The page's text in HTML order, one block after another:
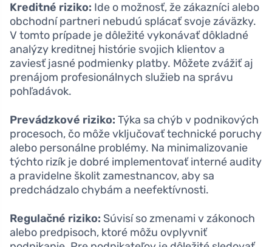
Kreditné riziko: Ide o možnosť, že zákazníci alebo
obchodní partneri nebudú splácať svoje záväzky.
V tomto prípade je dôležité vykonávať dôkladné
analýzy kreditnej histórie svojich klientov a
zaviesť jasné podmienky platby. Môžete zvážiť aj
prenájom profesionálnych služieb na správu
pohľadávok.
Prevádzkové riziko: Týka sa chýb v podnikových
procesoch, čo môže vključovať technické poruchy
alebo personálne problémy. Na minimalizovanie
týchto rizík je dobré implementovať interné audity
a pravidelne školit zamestnancov, aby sa
predchádzalo chybám a neefektívnosti.
Regulačné riziko: Súvisí so zmenami v zákonoch
alebo predpisoch, ktoré môžu ovplyvniť